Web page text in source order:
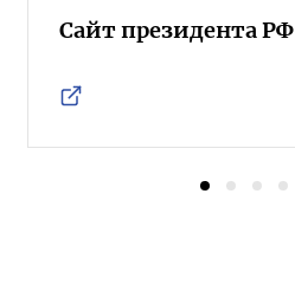
Сайт президента РФ